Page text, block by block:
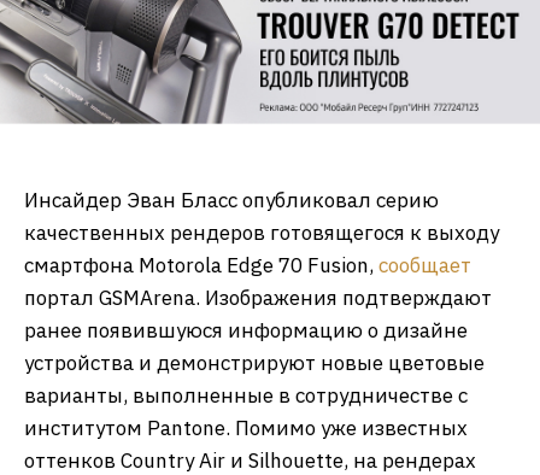
Инсайдер Эван Бласс опубликовал серию
качественных рендеров готовящегося к выходу
смартфона Motorola Edge 70 Fusion,сообщает
портал GSMArena. Изображения подтверждают
ранее появившуюся информацию о дизайне
устройства и демонстрируют новые цветовые
варианты, выполненные в сотрудничестве с
институтом Pantone. Помимо уже известных
оттенков Country Air и Silhouette, на рендерах